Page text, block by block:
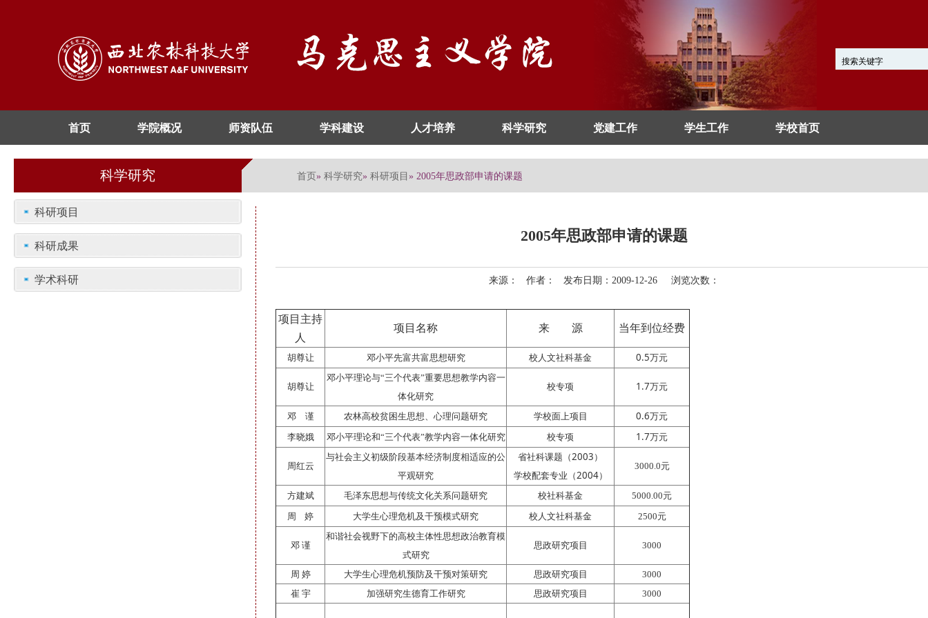
首页 学院概况 师资队伍 学科建设 人才培养 科学研究 党建工作 学生工作 学校首页
科学研究 首页» 科学研究» 科研项目 » 2005年思政部申请的课题
科研项目
科研成果
学术科研
2005年思政部申请的课题
来源： 作者： 发布日期：2009-12-26 浏览次数：
项目主持
人
项目名称 来 源 当年到位经费
胡尊让 邓小平先富共富思想研究 校人文社科基金 0.5万元
胡尊让
邓小平理论与“三个代表”重要思想教学内容一
体化研究
校专项 1.7万元
邓 谨 农林高校贫困生思想、心理问题研究 学校面上项目 0.6万元
李晓娥
邓小平理论和“三个代表”教学内容一体化研究 校专项 1.7万元
周红云
与社会主义初级阶段基本经济制度相适应的公
平观研究
省社科课题（2003 ）
学校配套专业（2004）
3000.0元
方建斌 毛泽东思想与传统文化关系问题研究 校社科基金 5000.00元
周
婷 大学生心理危机及干预模式研究 校人文社科基金 2500元
邓 谨
和谐社会视野下的高校主体性思想政治教育模
式研究
思政研究项目 3000
周 婷 大学生心理危机预防及干预对策研究 思政研究项目
3000
崔 宇
加强研究生德育工作研究 思政研究项目 3000